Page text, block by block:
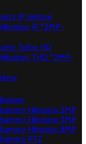
IP sieťové
IP *2MP-
Turbo HD
THD *2MP-
Hikvision 2MP
Hikvision 5MP
Hikvision 8MP
PTZ